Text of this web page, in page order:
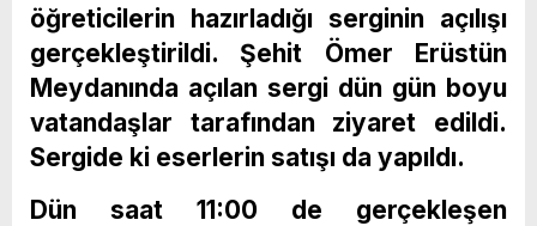
öğreticilerin hazırladığı serginin açılışı
gerçekleştirildi. Şehit Ömer Erüstün
Meydanında açılan sergi dün gün boyu
vatandaşlar tarafından ziyaret edildi.
Sergide ki eserlerin satışı da yapıldı.
Dün saat 11:00 de gerçekleşen